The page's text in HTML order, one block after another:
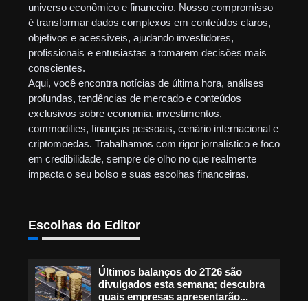
universo econômico e financeiro. Nosso compromisso
é transformar dados complexos em conteúdos claros,
objetivos e acessíveis, ajudando investidores,
profissionais e entusiastas a tomarem decisões mais
conscientes.
Aqui, você encontra notícias de última hora, análises
profundas, tendências de mercado e conteúdos
exclusivos sobre economia, investimentos,
commodities, finanças pessoais, cenário internacional e
criptomoedas. Trabalhamos com rigor jornalístico e foco
em credibilidade, sempre de olho no que realmente
impacta o seu bolso e suas escolhas financeiras.
Escolhas do Editor
Últimos balanços do 2T26 são
divulgados esta semana; descubra
quais empresas apresentarão...